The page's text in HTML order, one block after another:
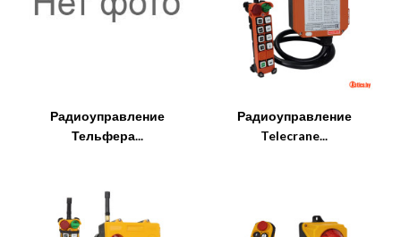
Радиоуправление
Тельфера...
Радиоуправление
Telecrane...